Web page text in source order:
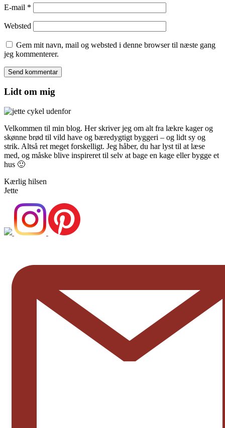
E-mail *
Websted
Gem mit navn, mail og websted i denne browser til næste gang
jeg kommenterer.
Lidt om mig
Velkommen til min blog. Her skriver jeg om alt fra lækre kager og
skønne brød til vild have og bæredygtigt byggeri – og lidt sy og
strik. Altså ret meget forskelligt. Jeg håber, du har lyst til at læse
med, og måske blive inspireret til selv at bage en kage eller bygge et
hus 🙂
Kærlig hilsen
Jette